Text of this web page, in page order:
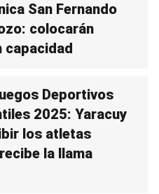
San Fernando
colocarán
capacidad
Deportivos
2025: Yaracuy
los atletas
la llama